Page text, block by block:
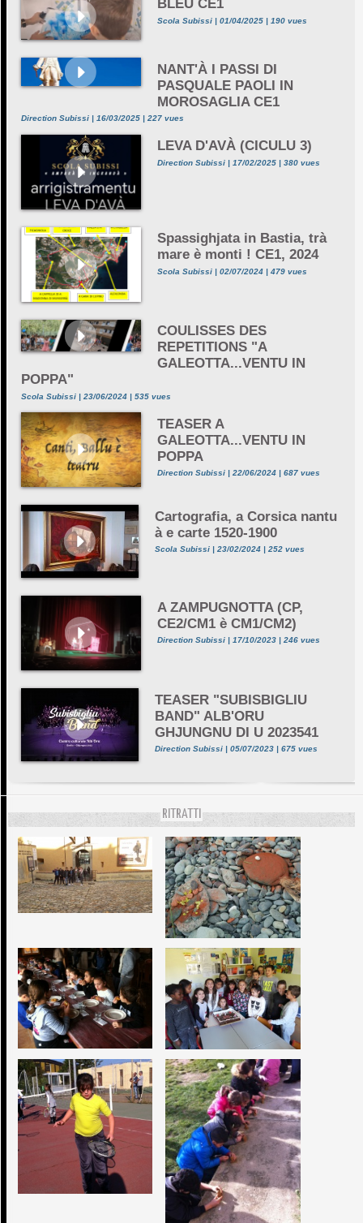
BLEU CE1
Scola Subissi | 01/04/2025 | 190 vues
NANT'À I PASSI DI
PASQUALE PAOLI IN
MOROSAGLIA CE1
Direction Subissi | 16/03/2025 | 227 vues
LEVA D'AVÀ (CICULU 3)
Direction Subissi | 17/02/2025 | 380 vues
Spassighjata in Bastia, trà
mare è monti ! CE1, 2024
Scola Subissi | 02/07/2024 | 479 vues
COULISSES DES
REPETITIONS "A
GALEOTTA...VENTU IN
POPPA"
Scola Subissi | 23/06/2024 | 535 vues
TEASER A
GALEOTTA...VENTU IN
POPPA
Direction Subissi | 22/06/2024 | 687 vues
Cartografia, a Corsica nantu
à e carte 1520-1900
Scola Subissi | 23/02/2024 | 252 vues
A ZAMPUGNOTTA (CP,
CE2/CM1 è CM1/CM2)
Direction Subissi | 17/10/2023 | 246 vues
TEASER "SUBISBIGLIU
BAND" ALB'ORU
GHJUNGNU DI U 2023541
Direction Subissi | 05/07/2023 | 675 vues
RITRATTI